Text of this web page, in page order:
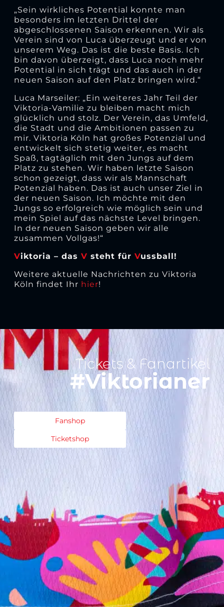
„Sein wirkliches Potential konnte man
besonders im letzten Drittel der
abgeschlossenen Saison erkennen. Wir als
Verein sind von Luca überzeugt und er von
unserem Weg. Das ist die beste Basis. Ich
bin davon überzeigt, dass Luca noch mehr
Potential in sich trägt und das auch in der
neuen Saison auf den Platz bringen wird.“
Luca Marseiler: „Ein weiteres Jahr Teil der
Viktoria-Vamilie zu bleiben macht mich
glücklich und stolz. Der Verein, das Umfeld,
die Stadt und die Ambitionen passen zu
mir. Viktoria Köln hat großes Potenzial und
entwickelt sich stetig weiter, es macht
Spaß, tagtäglich mit den Jungs auf dem
Platz zu stehen. Wir haben letzte Saison
schon gezeigt, dass wir als Mannschaft
Potenzial haben. Das ist auch unser Ziel in
der neuen Saison. Ich möchte mit den
Jungs so erfolgreich wie möglich sein und
mein Spiel auf das nächste Level bringen.
In der neuen Saison geben wir alle
zusammen Vollgas!“
Viktoria – das V steht für Vussball!
Weitere aktuelle Nachrichten zu Viktoria
Köln findet Ihr hier!
Tickets & Fanartikel
#Viktorianer
Fanshop
Ticketshop